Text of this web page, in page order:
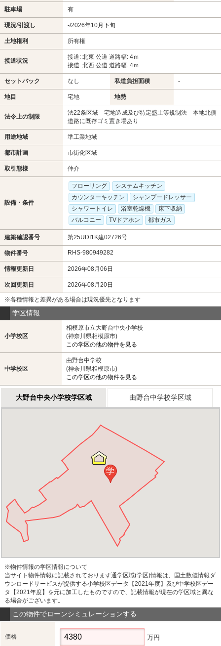
駐車場 有
現況/引渡し -/2026年10月下旬
土地権利 所有権
接道状況
接道: 北東 公道 道路幅: 4ｍ
接道: 北西 公道 道路幅: 4ｍ
セットバック なし 私道負担面積 -
地目 宅地 地勢
法令上の制限
法22条区域 宅地造成及び特定盛土等規制法 本地北側
道路に既存ゴミ置き場あり
用途地域 準工業地域
都市計画 市街化区域
取引態様 仲介
設備・条件
フローリング
システムキッチン
カウンターキッチン
シャンプードレッサー
シャワートイレ
浴室乾燥機
床下収納
バルコニー
TVドアホン 都市ガス
建築確認番号 第25UDI1K建02726号
物件番号 RHS-980949282
情報更新日 2026年08月06日
次回更新日 2026年08月20日
※各種情報と差異がある場合は現況優先となります
学区情報
小学校区
相模原市立大野台中央小学校
(神奈川県相模原市)
この学区の他の物件を見る
中学校区
由野台中学校
(神奈川県相模原市)
この学区の他の物件を見る
大野台中央小学校学区域 由野台中学校学区域
学
※物件情報の学区情報について
当サイト物件情報に記載されております通学区域(学区)情報は、国土数値情報ダ
ウンロードサービスが提供する小学校区データ【2021年度】及び中学校区デー
タ【2021年度】を元に加工したものですので、記載情報が現在の学区域と異な
る場合がございます。
この物件でローンシミュレーションする
価格 万円